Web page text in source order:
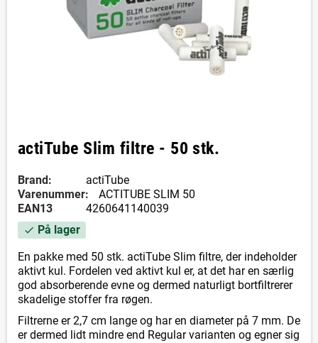
actiTube Slim filtre - 50 stk.
Brand:
actiTube
Varenummer:
ACTITUBE SLIM 50
EAN13
4260641140039
check På lager
En pakke med 50 stk. actiTube Slim filtre, der indeholder
aktivt kul. Fordelen ved aktivt kul er, at det har en særlig
god absorberende evne og dermed naturligt bortfiltrerer
skadelige stoffer fra røgen.
Filtrerne er 2,7 cm lange og har en diameter på 7 mm. De
er dermed lidt mindre end Regular varianten og egner sig